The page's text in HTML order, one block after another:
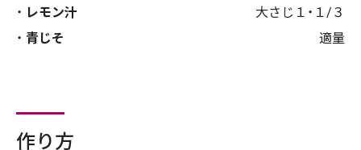
レモン汁
大さじ１・１/３
青じそ
適量
作り方